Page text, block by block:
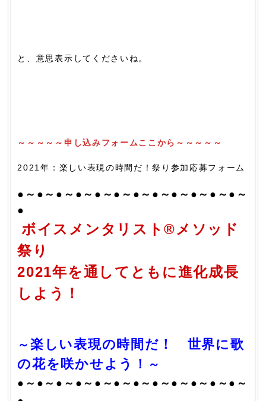
と、意思表示してくださいね。
～～～～～申し込みフォームここから～～～～～
2021年：楽しい表現の時間だ！祭り参加応募フォーム
●～●～●～●～●～●～●～●～●～●～●～●～
●
ボイスメンタリスト®メソッド
祭り
2021年を通してともに進化成長
しよう！
～楽しい表現の時間だ！ 世界に歌
の花を咲かせよう！
～
●～●～●～●～●～●～●～●～●～●～●～●～